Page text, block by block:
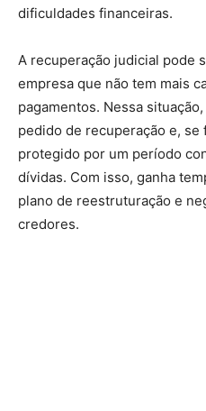
dificuldades financeiras.
A recuperação judicial pode
empresa que não tem mais
pagamentos. Nessa
pedido de recuperação e,
protegido por um período
dívidas. Com isso, ganha
plano de reestruturação e
credores.